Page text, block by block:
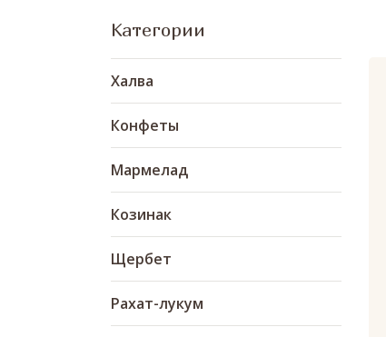
Категории
Халва
Конфеты
Мармелад
Козинак
Щербет
Рахат-лукум